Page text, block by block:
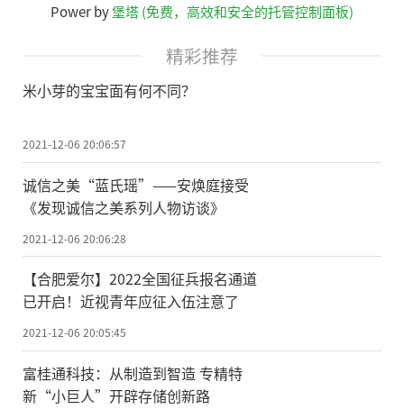
Power by堡塔 (免费，高效和安全的托管控制面板)
精彩推荐
米小芽的宝宝面有何不同？
2021-12-06 20:06:57
诚信之美“蓝氏瑶”——安焕庭接受
《发现诚信之美系列人物访谈》
2021-12-06 20:06:28
【合肥爱尔】2022全国征兵报名通道
已开启！近视青年应征入伍注意了
2021-12-06 20:05:45
富桂通科技：从制造到智造 专精特
新“小巨人”开辟存储创新路